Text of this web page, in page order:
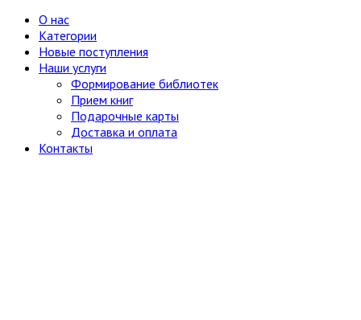
О нас
Категории
Новые поступления
Наши услуги
Формирование библиотек
Прием книг
Подарочные карты
Доставка и оплата
Контакты